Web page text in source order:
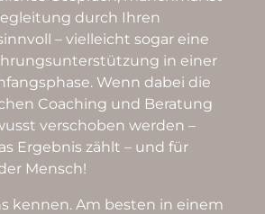
durch Ihren
– vielleicht sogar eine
in einer
Wenn dabei die
Coaching und Beratung
verschoben werden –
Ergebnis zählt – und für
Mensch!
kennen. Am besten in einem